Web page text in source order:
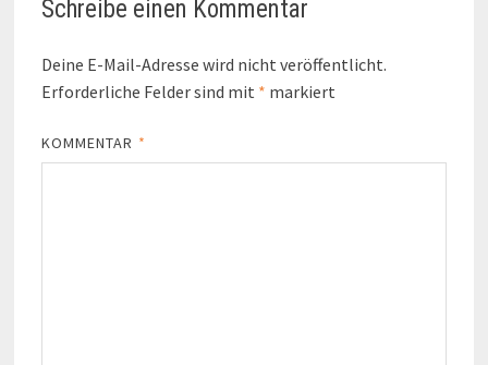
Schreibe einen Kommentar
Deine E-Mail-Adresse wird nicht veröffentlicht.
Erforderliche Felder sind mit * markiert
KOMMENTAR *